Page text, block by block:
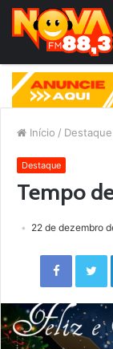
Início / Destaque
Destaque
Tempo
22 de dezembro
Facebook Twitter